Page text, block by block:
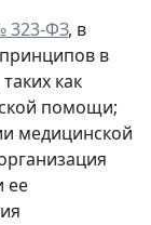
323-ФЗ, в
в
как
помощи;
медицинской
ее